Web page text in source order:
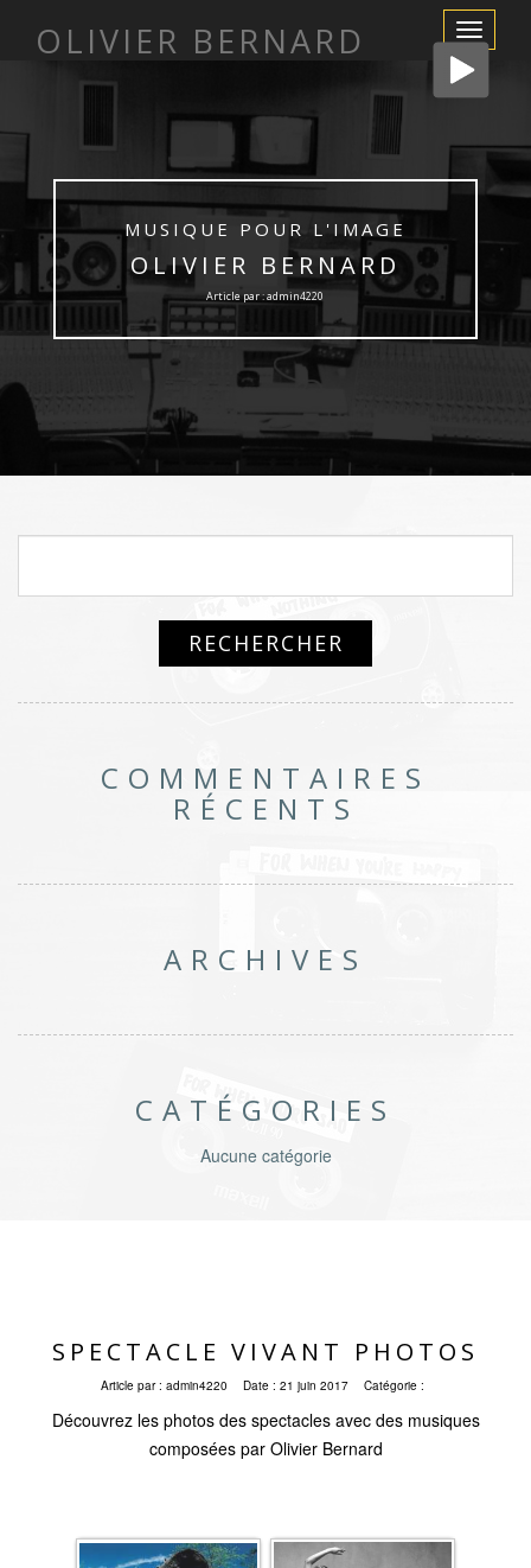
Afficher/
la
navigation
OLIVIER BERNARD
MUSIQUE POUR L'IMAGE
OLIVIER BERNARD
Article par : admin4220
COMMENTAIRES
RÉCENTS
ARCHIVES
CATÉGORIES
Aucune catégorie
SPECTACLE VIVANT PHOTOS
Article par : admin4220 Date : 21 juin 2017 Catégorie :
Découvrez les photos des spectacles avec des musiques
composées par Olivier Bernard